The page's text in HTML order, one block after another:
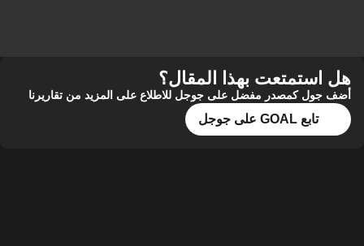
هل استمتعت بهذا المقال؟
أضف جول كمصدر مفضل على جوجل للاطلاع على المزيد من تقاريرنا
تابع GOAL على جوجل